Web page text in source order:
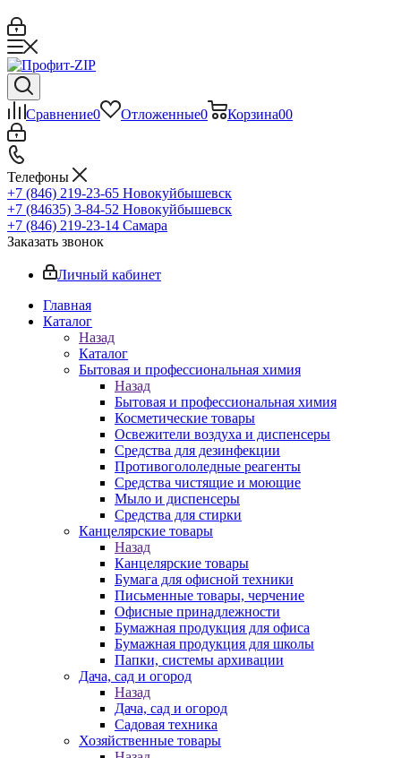
Сравнение0 Отложенные0 Корзина00
Телефоны
+7 (846) 219-23-65 Новокуйбышевск
+7 (84635) 3-84-52 Новокуйбышевск
+7 (846) 219-23-14 Самара
Заказать звонок
Личный кабинет
Главная
Каталог
Назад
Каталог
Бытовая и профессиональная химия
Назад
Бытовая и профессиональная химия
Косметические товары
Освежители воздуха и диспенсеры
Средства для дезинфекции
Противогололедные реагенты
Средства чистящие и моющие
Мыло и диспенсеры
Средства для стирки
Канцелярские товары
Назад
Канцелярские товары
Бумага для офисной техники
Письменные товары, черчение
Офисные принадлежности
Бумажная продукция для офиса
Бумажная продукция для школы
Папки, системы архивации
Дача, сад и огород
Назад
Дача, сад и огород
Садовая техника
Хозяйственные товары